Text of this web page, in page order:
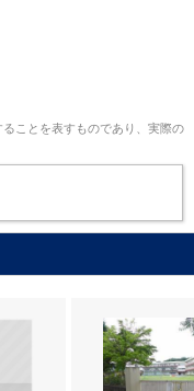
ことを表すものであり、実際の